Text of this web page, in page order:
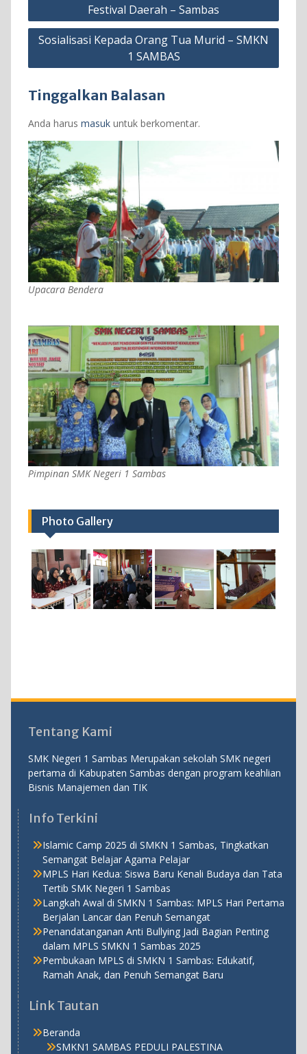
pos
Festival Daerah – Sambas
Sosialisasi Kepada Orang Tua Murid – SMKN
1 SAMBAS
Tinggalkan Balasan
Anda harus masukuntuk berkomentar.
Upacara Bendera
Pimpinan SMK Negeri 1 Sambas
Photo Gallery
Tentang Kami
SMK Negeri 1 Sambas Merupakan sekolah SMK negeri
pertama di Kabupaten Sambas dengan program keahlian
Bisnis Manajemen dan TIK
Info Terkini
Islamic Camp 2025 di SMKN 1 Sambas, Tingkatkan
Semangat Belajar Agama Pelajar
MPLS Hari Kedua: Siswa Baru Kenali Budaya dan Tata
Tertib SMK Negeri 1 Sambas
Langkah Awal di SMKN 1 Sambas: MPLS Hari Pertama
Berjalan Lancar dan Penuh Semangat
Penandatanganan Anti Bullying Jadi Bagian Penting
dalam MPLS SMKN 1 Sambas 2025
Pembukaan MPLS di SMKN 1 Sambas: Edukatif,
Ramah Anak, dan Penuh Semangat Baru
Link Tautan
Beranda
SMKN1 SAMBAS PEDULI PALESTINA